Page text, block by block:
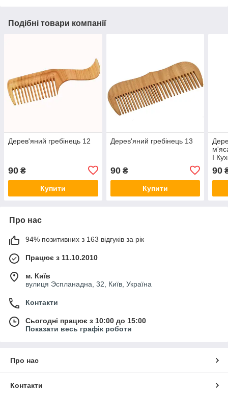
Подібні товари компанії
Дерев'яний гребінець 12
90 ₴
Купити
Дерев'яний гребінець 13
90₴
Купити
I
90
Про нас
94% позитивних з 163 відгуків за рік
Працює з 11.10.2010
м. Київ
вулиця Эспланадна, 32, Київ, Україна
Контакти
Сьогодні працює з 10:00 до 15:00
Показати весь графік роботи
Про нас
Контакти